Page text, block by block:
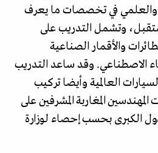
والعلمي في تخصصات ما يعرف
وتشمل التدريب على
والأقمار الصناعية
الاصطناعي. وقد ساعد التدريب
العالمية وأيضا تركيب
المغاربة المشرفين على
الكبرى بحسب إحصاء لوزارة